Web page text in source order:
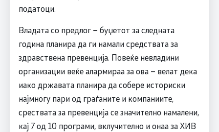
податоци.
Владата со предлог – буџетот за следната
година планира да ги намали средствата за
здравствена превенција. Повеќе невладини
организации веќе алармираа за ова – велат дека
иако државата планира да собере историски
најмногу пари од граѓаните и компаниите,
срествата за превенција се значително намалени,
кај 7 од 10 програми, вклучително и онаа за ХИВ